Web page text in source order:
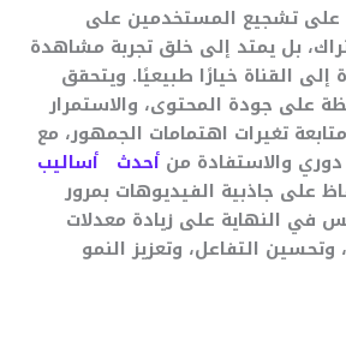
على تشجيع المستخدمين على
بل يمتد إلى خلق تجربة مشاهدة
إلى القناة خيارًا طبيعيًا. ويتحقق
على جودة المحتوى، والاستمرار
تغيرات اهتمامات الجمهور، مع
والاستفادة من أحدث أساليب
على جاذبية الفيديوهات بمرور
في النهاية على زيادة معدلات
التفاعل، وتعزيز النمو